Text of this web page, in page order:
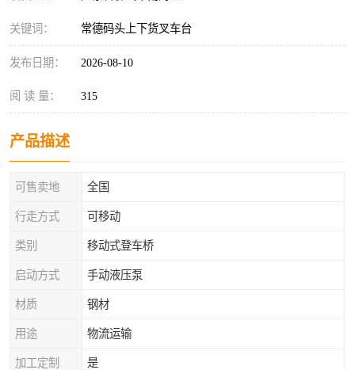
关键词： 常德码头上下货叉车台
发布日期： 2026-08-10
阅 读 量： 315
产品描述
可售卖地 全国
行走方式 可移动
类别 移动式登车桥
启动方式 手动液压泵
材质 钢材
用途 物流运输
加工定制 是